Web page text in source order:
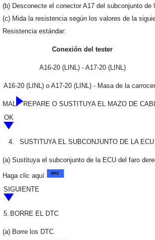
(b) Desconecte el conector A17 del subconjunto de
(c) Mida la resistencia según los valores de la
Resistencia estándar:
Conexión del tester
A16-20 (LINL) - A17-20 (LINL)
A16-20 (LINL) o A17-20 (LINL) - Masa de la
MAL
REPARE O SUSTITUYA EL MAZO DE
OK
4. SUSTITUYA EL SUBCONJUNTO DE LA
(a) Sustituya el subconjunto de la ECU del faro
Haga clic aquí
SIGUIENTE
5. BORRE EL DTC
(a) Borre los DTC.